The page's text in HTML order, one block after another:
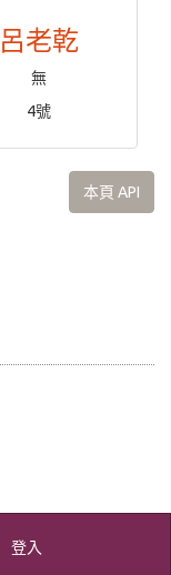
呂老乾
無
4號
本頁 API
登入